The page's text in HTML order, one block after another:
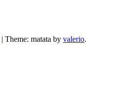
| Theme: matata by valerio.